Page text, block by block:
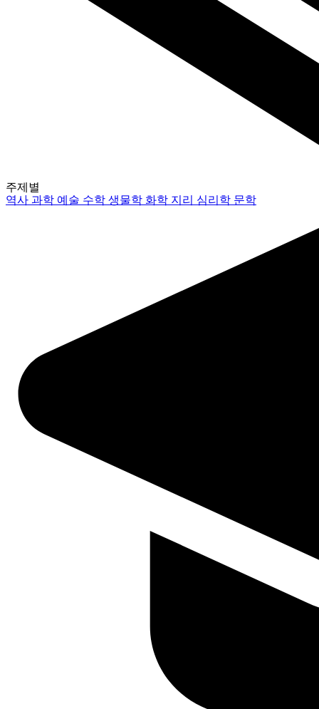
주제별
역사과학 예술 수학생물학 화학 지리 심리학 문학